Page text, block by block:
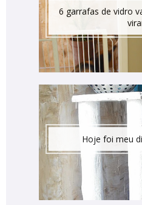
6 garrafas de vidro
Hoje foi meu